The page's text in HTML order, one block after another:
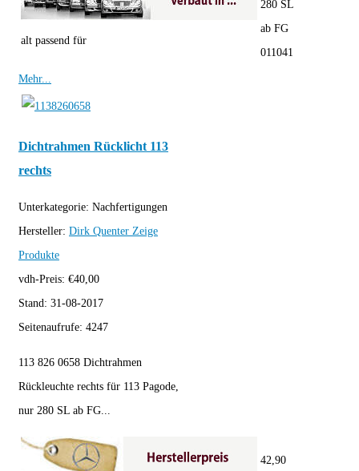
alt passend für
280 SL
ab FG
011041
Mehr...
Dichtrahmen Rücklicht 113
rechts
Unterkategorie: Nachfertigungen
Hersteller: Dirk Quenter Zeige
Produkte
vdh-Preis: €40,00
Stand: 31-08-2017
Seitenaufrufe: 4247
113 826 0658 Dichtrahmen
Rückleuchte rechts für 113 Pagode,
nur 280 SL ab FG...
42,90